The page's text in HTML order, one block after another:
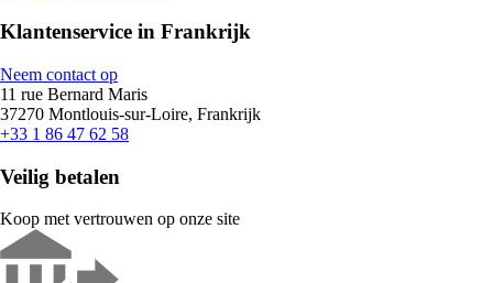
Klantenservice in Frankrijk
Neem contact op
11 rue Bernard Maris
37270 Montlouis-sur-Loire, Frankrijk
+33 1 86 47 62 58
Veilig betalen
Koop met vertrouwen op onze site